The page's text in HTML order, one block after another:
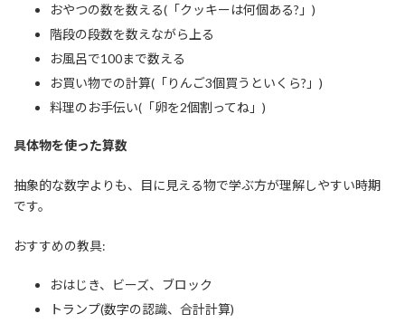
おやつの数を数える(「クッキーは何個ある?」)
階段の段数を数えながら上る
お風呂で100まで数える
お買い物での計算(「りんご3個買うといくら?」)
料理のお手伝い(「卵を2個割ってね」)
具体物を使った算数
抽象的な数字よりも、目に見える物で学ぶ方が理解しやすい時期
です。
おすすめの教具:
おはじき、ビーズ、ブロック
トランプ(数字の認識、合計計算)